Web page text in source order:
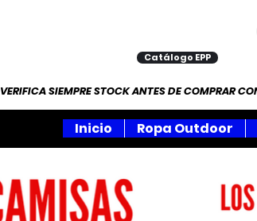
Catálogo EPP
VERIFICA SIEMPRE STOCK ANTES DE COMPRAR
Inicio Ropa Outdoor